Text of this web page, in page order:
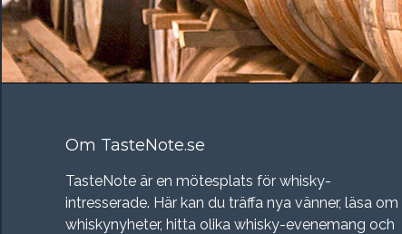
Om TasteNote.se
TasteNote är en mötesplats för whisky-
intresserade. Här kan du träffa nya vänner, läsa om
whiskynyheter, hitta olika whisky-evenemang och